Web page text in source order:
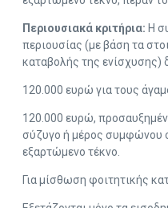
Περιουσιακά κριτήρια: Η
περιουσίας (με βάση τα
καταβολής της ενίσχυσης)
120.000 ευρώ για τους
120.000 ευρώ,
σύζυγο ή μέρος συμφώνου
εξαρτώμενο τέκνο.
Για μίσθωση φοιτητικής